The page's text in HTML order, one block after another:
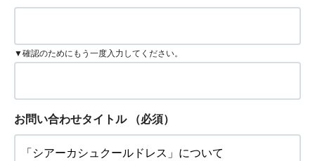
▼確認のためにもう一度入力してください。
お問い合わせタイトル （必須）